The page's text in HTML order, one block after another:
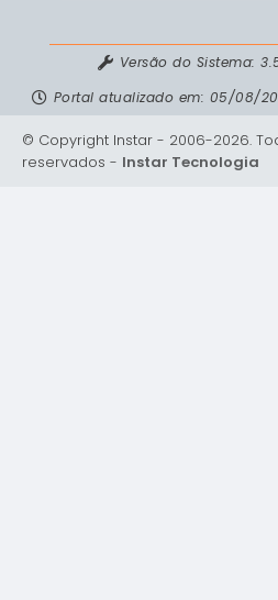
Versão do Sistema:
Portal atualizado em: 05/08/
© Copyright Instar - 2006-2026.
reservados - Instar Tecnologia